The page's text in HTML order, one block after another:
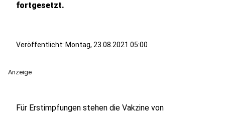
fortgesetzt.
Veröffentlicht: Montag, 23.08.2021 05:00
Anzeige
Für Erstimpfungen stehen die Vakzine von